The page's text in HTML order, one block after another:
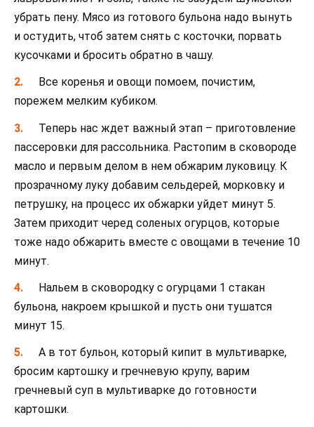
убрать пену. Мясо из готового бульона надо вынуть
и остудить, чтоб затем снять с косточки, порвать
кусочками и бросить обратно в чашу.
Все коренья и овощи помоем, почистим,
порежем мелким кубиком.
Теперь нас ждет важный этап – приготовление
пассеровки для рассольника. Растопим в сковороде
масло и первым делом в нем обжарим луковицу. К
прозрачному луку добавим сельдерей, морковку и
петрушку, на процесс их обжарки уйдет минут 5.
Затем приходит черед соленых огурцов, которые
тоже надо обжарить вместе с овощами в течение 10
минут.
Нальем в сковородку с огурцами 1 стакан
бульона, накроем крышкой и пусть они тушатся
минут 15.
А в тот бульон, который кипит в мультиварке,
бросим картошку и гречневую крупу, варим
гречневый суп в мультиварке до готовности
картошки.